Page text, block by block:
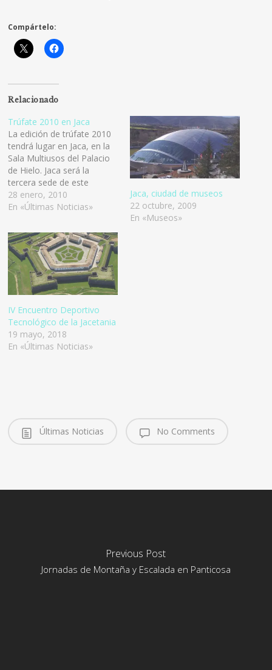
Compártelo:
Relacionado
Trúfate 2010 en Jaca
La edición de trúfate 2010
tendrá lugar en Jaca, en la
Sala Multiusos del Palacio
de Hielo. Jaca será la
tercera sede de este
evento que busca
promocionar el consumo
altoaragonés. La
Diputación de Huesca
comenzó en 2008, de la
mano de algunos de
destacados…
28 enero, 2010
En «Últimas Noticias»
Jaca, ciudad de museos
22 octubre, 2009
En «Museos»
IV Encuentro Deportivo
Tecnológico de la Jacetania
19 mayo, 2018
En «Últimas Noticias»
Últimas Noticias No Comments
Previous Post
Jornadas de Montaña y Escalada en Panticosa